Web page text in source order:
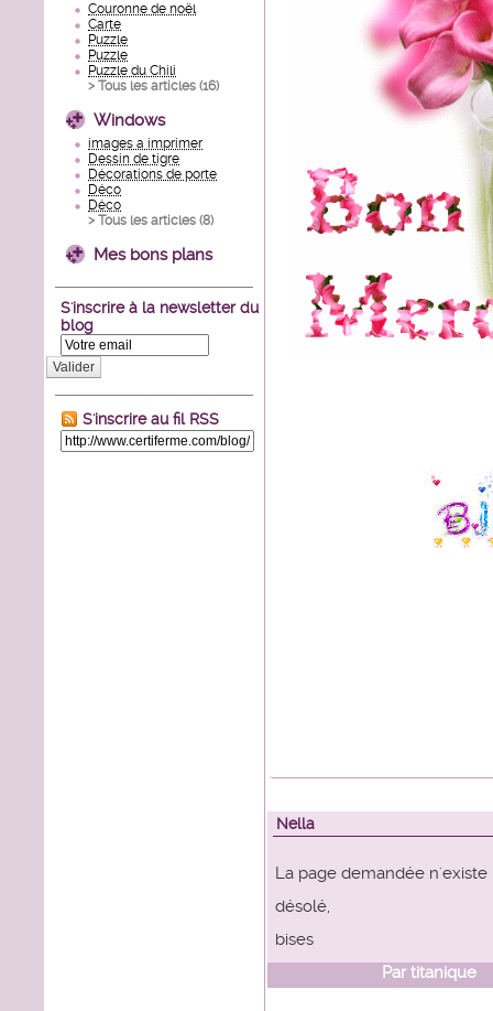
Couronne de noël
Carte
Puzzle
Puzzle
Puzzle du Chili
> Tous les articles (16)
Windows
images a imprimer
Dessin de tigre
Décorations de porte
Déco
Déco
> Tous les articles (8)
Mes bons plans
S'inscrire à la newsletter du
blog
Valider
S'inscrire au fil RSS
Nella
La page demandée
désolé,
bises
Partitanique